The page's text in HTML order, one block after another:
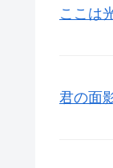
ここは
君の面